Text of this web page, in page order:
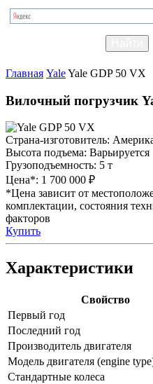
Главная YaleYale GDP 50 VX
Вилочный погрузчик
Страна-изготовитель:
Высота подъема: Варьируется
Грузоподъемность: 5 т
Цена*: 1 700 000 ₽
*Цена зависит от
комплектации, состояния
факторов
Купить
Характеристики
Свойство
Первый год
Последний год
Производитель двигателя
Модель двигателя (engine
Стандартные колеса